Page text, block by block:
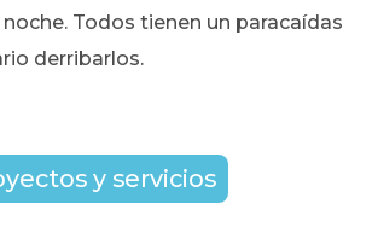
Todos tienen un paracaídas
derribarlos.
y servicios